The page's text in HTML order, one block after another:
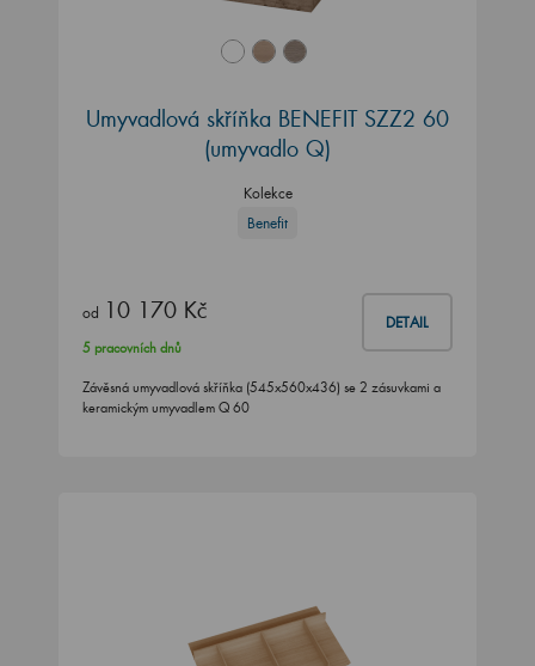
Umyvadlová skříňka BENEFIT SZZ2 60
(umyvadlo Q)
Kolekce
Benefit
od 10 170 Kč DETAIL
5 pracovních dnů
Závěsná umyvadlová skříňka (545x560x436) se 2 zásuvkami a
keramickým umyvadlem Q 60